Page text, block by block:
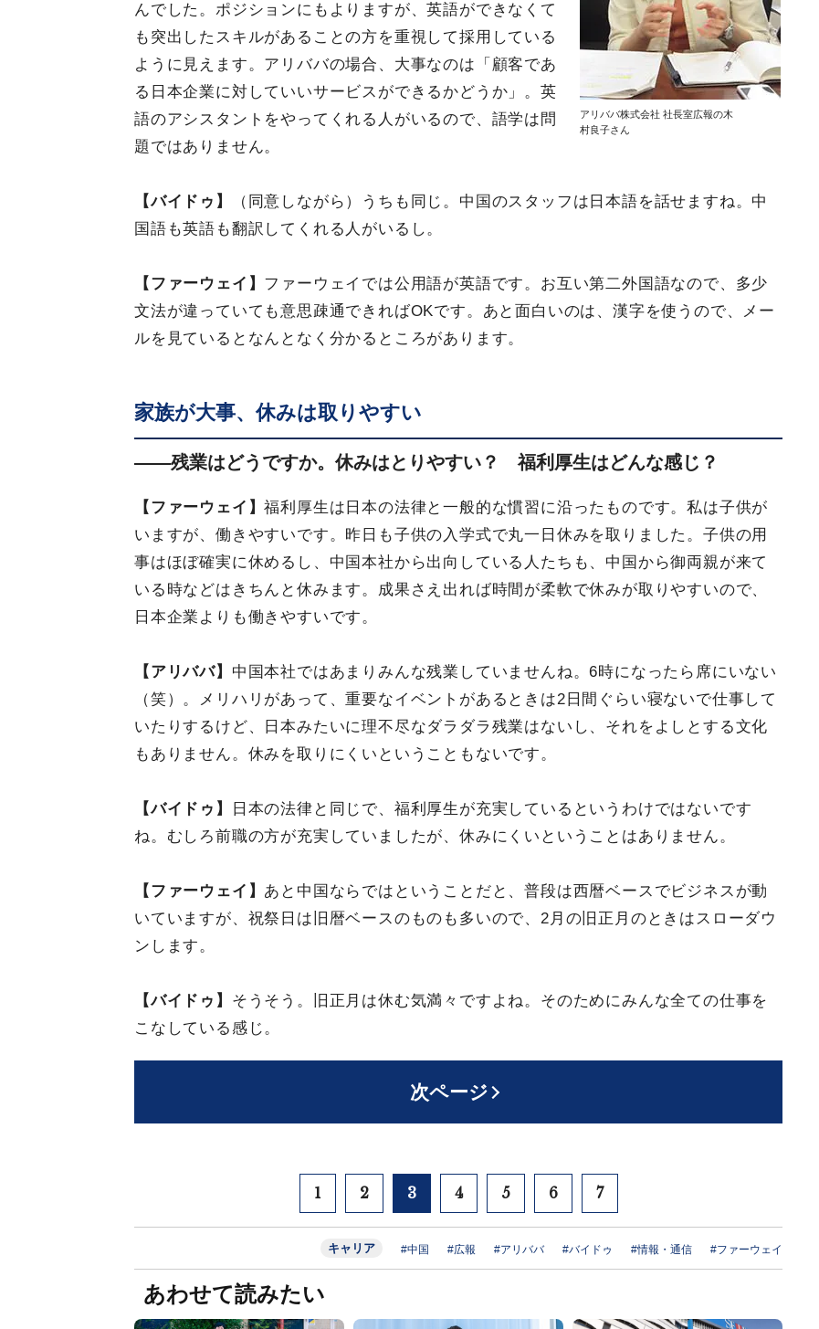
アリババ株式会社 社長室広報の木
村良子さん
んでした。ポジションにもよりますが、英語ができなくて
も突出したスキルがあることの方を重視して採用している
ように見えます。アリババの場合、大事なのは「顧客であ
る日本企業に対していいサービスができるかどうか」。英
語のアシスタントをやってくれる人がいるので、語学は問
題ではありません。
【バイドゥ】
（同意しながら）うちも同じ。中国のスタッフは日本語を話せますね。中
国語も英語も翻訳してくれる人がいるし。
【ファーウェイ】 ファーウェイでは公用語が英語です。お互い第二外国語なので、多少
文法が違っていても意思疎通できればOKです。あと面白いのは、漢字を使うので、メー
ルを見ているとなんとなく分かるところがあります。
家族が大事、休みは取りやすい
――残業はどうですか。休みはとりやすい？ 福利厚生はどんな感じ？
【ファーウェイ】福利厚生は日本の法律と一般的な慣習に沿ったものです。私は子供が
いますが、働きやすいです。昨日も子供の入学式で丸一日休みを取りました。子供の用
事はほぼ確実に休めるし、中国本社から出向している人たちも、中国から御両親が来て
いる時などはきちんと休みます。成果さえ出れば時間が柔軟で休みが取りやすいので、
日本企業よりも働きやすいです。
【アリババ】 中国本社ではあまりみんな残業していませんね。6時になったら席にいない
（笑）。メリハリがあって、重要なイベントがあるときは2日間ぐらい寝ないで仕事して
いたりするけど、日本みたいに理不尽なダラダラ残業はないし、それをよしとする文化
もありません。休みを取りにくいということもないです。
【バイドゥ】
日本の法律と同じで、福利厚生が充実しているというわけではないです
ね。むしろ前職の方が充実していましたが、休みにくいということはありません。
【ファーウェイ】 あと中国ならではということだと、普段は西暦ベースでビジネスが動
いていますが、祝祭日は旧暦ベースのものも多いので、2月の旧正月のときはスローダウ
ンします。
【バイドゥ】 そうそう。旧正月は休む気満々ですよね。そのためにみんな全ての仕事を
こなしている感じ。
次ページ
1 2 3 4 5 6 7
キャリア #中国 #広報 #アリババ #バイドゥ #情報・通信 #ファーウェイ
あわせて読みたい